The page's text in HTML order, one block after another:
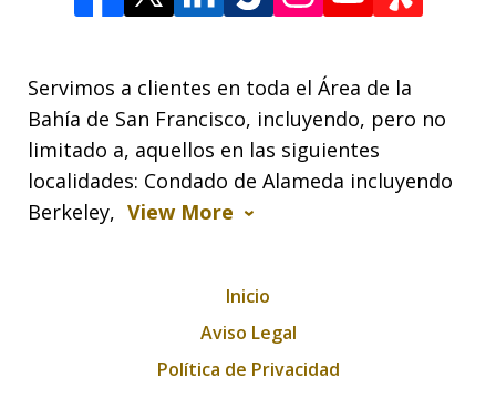
Servimos a clientes en toda el Área de la
Bahía de San Francisco, incluyendo, pero no
limitado a, aquellos en las siguientes
localidades: Condado de Alameda incluyendo
Berkeley, View More
Inicio
Aviso Legal
Política de Privacidad